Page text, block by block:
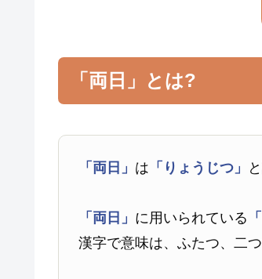
「両日」とは?
「両日」 は 「りょうじつ」
「両日」 に用いられている
漢字で意味は、ふたつ、二